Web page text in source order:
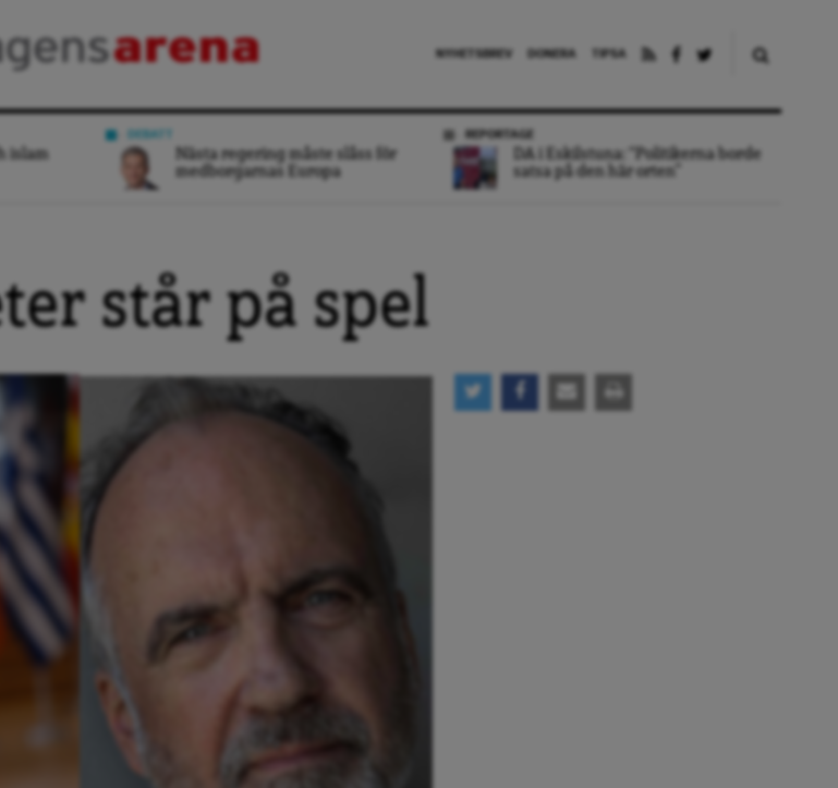
NYHETSBREV DONERA TIPSA
islam
Nästa regering måste slåss för
medborgarnas Europa
REPORTAGE
DA i Eskilstuna: “Politikerna borde
satsa på den här orten”
står på spel